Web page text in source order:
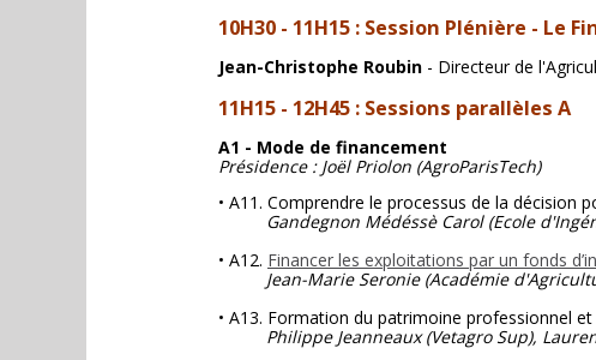
10H30 - 11H15 : Session Plénière - Le
Jean-Christophe Roubin - Directeur de
11H15 - 12H45 : Sessions parallèles A
A1 - Mode de financement
Présidence : Joël Priolon (AgroParisTech)
• A11. Comprendre le processus de la décision
Gandegnon Médéssè Carol (Ecole
• A12. Financer les exploitations par un fonds
Jean-Marie Seronie (Académie
• A13. Formation du patrimoine professionnel
Philippe Jeanneaux (Vetagro Sup),